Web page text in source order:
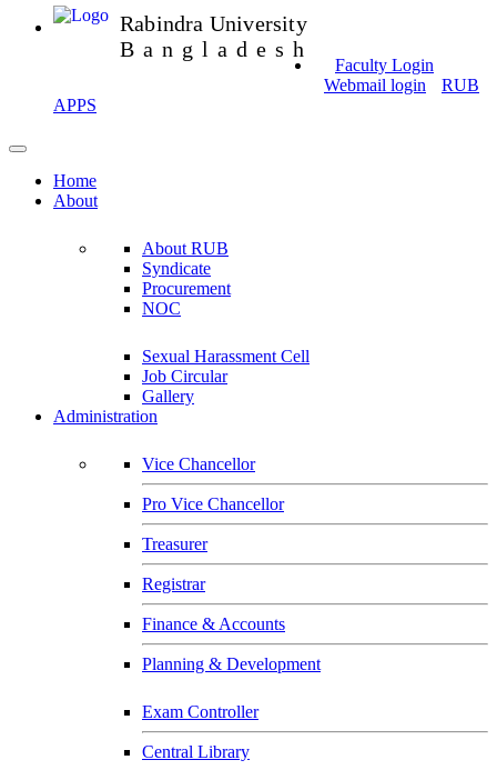
Rabindra University
Bangladesh
Faculty Login
Webmail login
RUB
APPS
Home
About
About RUB
Syndicate
Procurement
NOC
Sexual Harassment Cell
Job Circular
Gallery
Administration
Vice Chancellor
Pro Vice Chancellor
Treasurer
Registrar
Finance & Accounts
Planning & Development
Exam Controller
Central Library